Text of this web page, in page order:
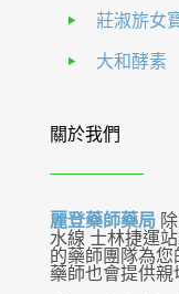
莊淑旂女
大和酵素
關於我們
麗登藥師藥局
水線 士林捷運
的藥師團隊為
藥師也會提供親